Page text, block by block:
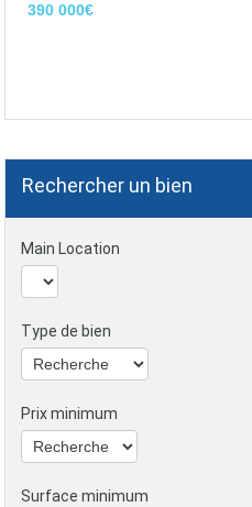
390 000€
Rechercher un bien
Main Location
Type de bien
Prix minimum
Surface minimum